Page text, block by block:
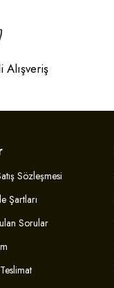
Alışveriş
Sözleşmesi
Şartları
Sorular